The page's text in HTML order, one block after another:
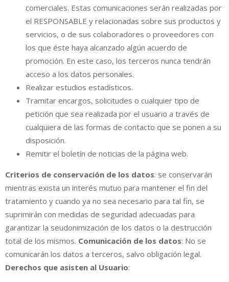
comerciales. Estas comunicaciones serán realizadas por
el RESPONSABLE y relacionadas sobre sus productos y
servicios, o de sus colaboradores o proveedores con
los que éste haya alcanzado algún acuerdo de
promoción. En este caso, los terceros nunca tendrán
acceso a los datos personales.
Realizar estudios estadísticos.
Tramitar encargos, solicitudes o cualquier tipo de
petición que sea realizada por el usuario a través de
cualquiera de las formas de contacto que se ponen a su
disposición.
Remitir el boletín de noticias de la página web.
Criterios de conservación de los datos: se conservarán
mientras exista un interés mutuo para mantener el fin del
tratamiento y cuando ya no sea necesario para tal fin, se
suprimirán con medidas de seguridad adecuadas para
garantizar la seudonimización de los datos o la destrucción
total de los mismos. Comunicación de los datos: No se
comunicarán los datos a terceros, salvo obligación legal.
Derechos que asisten al Usuario: